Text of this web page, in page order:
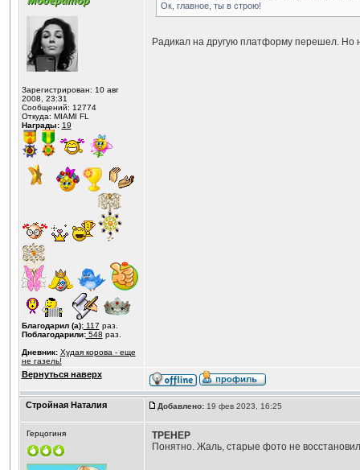
Зарегистрирован: 10 авг
2008, 23:31
Сообщений: 12774
Откуда: MIAMI FL
Награды: 19
Благодарил (а):117 раз.
Поблагодарили:548 раз.
Дневник: Худая корова - еще
не газель!
Ок, главное, ты в строю!
Радикал на другую платформу перешел. Но
Вернуться наверх
Стройная Наталия Добавлено:19 фев 2023, 16:25
Герцогиня
ТРЕНЕР
Понятно. Жаль, старые фото не